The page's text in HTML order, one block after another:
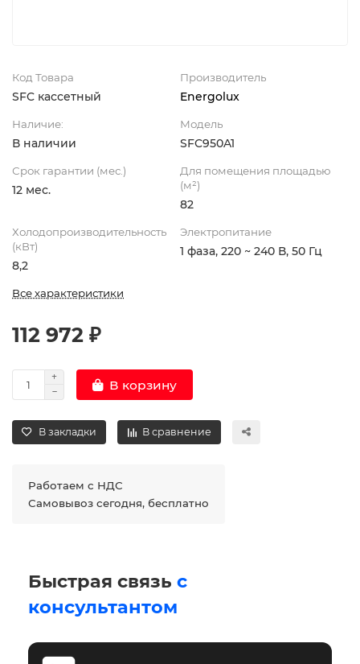
Код Товара
SFC кассетный
Производитель
Energolux
Наличие:
В наличии
Модель
SFC950A1
Срок гарантии (мес.)
12 мес.
Для помещения площадью
(м²)
82
Холодопроизводительность
(кВт)
8,2
Электропитание
1 фаза, 220 ~ 240 В, 50 Гц
Все характеристики
112 972 ₽
В корзину
В закладки В сравнение
Работаем с НДС
Самовывоз сегодня, бесплатно
Быстрая связь с
консультантом